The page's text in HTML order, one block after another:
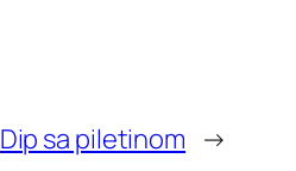
Dip sa piletinom →